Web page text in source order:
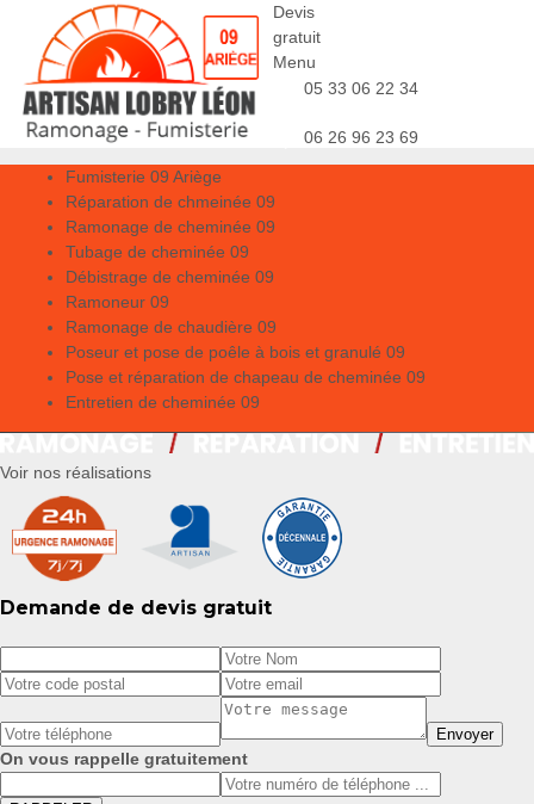
Devis
gratuit
Menu
05 33 06 22 34
06 26 96 23 69
Fumisterie 09 Ariège
Réparation de chmeinée 09
Ramonage de cheminée 09
Tubage de cheminée 09
Débistrage de cheminée 09
Ramoneur 09
Ramonage de chaudière 09
Poseur et pose de poêle à bois et granulé 09
Pose et réparation de chapeau de cheminée 09
Entretien de cheminée 09
Voir nos réalisations
Demande de devis gratuit
On vous rappelle gratuitement